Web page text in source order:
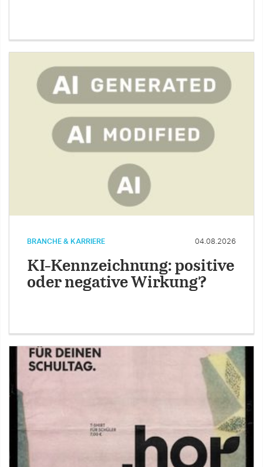
BRANCHE & KARRIERE 04.08.2026
KI-Kennzeichnung: positive
oder negative Wirkung?